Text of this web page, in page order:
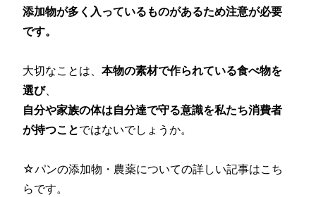
添加物が多く入っているものがあるため注意が必要
です。
大切なことは、本物の素材で作られている食べ物を
選び、
自分や家族の体は自分達で守る意識を私たち消費者
が持つことではないでしょうか。
☆パンの添加物・農薬についての詳しい記事はこち
らです。